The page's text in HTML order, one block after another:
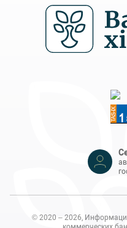
© 2020 – 2026,